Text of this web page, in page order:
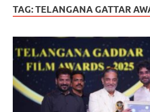
TAG:TELANGANA GATTAR